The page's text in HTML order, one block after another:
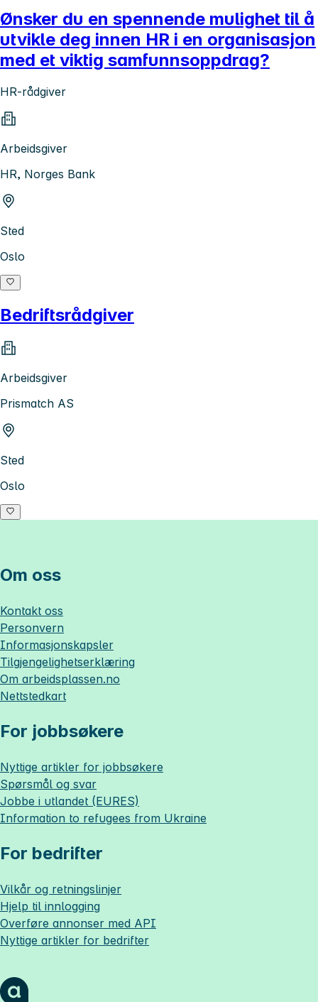
Ønsker du en spennende mulighet til å
utvikle deg innen HR i en organisasjon
med et viktig samfunnsoppdrag?
HR-rådgiver
Arbeidsgiver
HR, Norges Bank
Sted
Oslo
Bedriftsrådgiver
Arbeidsgiver
Prismatch AS
Sted
Oslo
Om oss
Kontakt oss
Personvern
Informasjonskapsler
Tilgjengelighetserklæring
Om arbeidsplassen.no
Nettstedkart
For jobbsøkere
Nyttige artikler for jobbsøkere
Spørsmål og svar
Jobbe i utlandet (EURES)
Information to refugees from Ukraine
For bedrifter
Vilkår og retningslinjer
Hjelp til innlogging
Overføre annonser med API
Nyttige artikler for bedrifter